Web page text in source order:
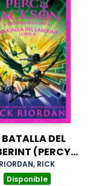
BATALLA DEL
(PERCY
I ELS DÉUS
DE L'OLIMP 4)
RIORDAN, RICK
Disponible